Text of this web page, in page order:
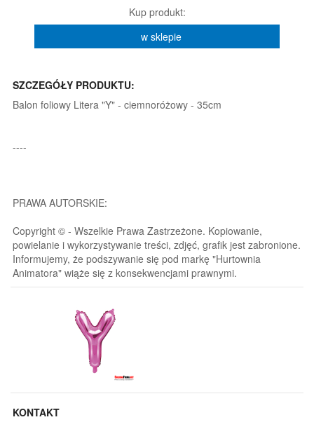
Kup produkt:
w sklepie
SZCZEGÓŁY PRODUKTU:
Balon foliowy Litera "Y" - ciemnoróżowy - 35cm
----
PRAWA AUTORSKIE:
Copyright © - Wszelkie Prawa Zastrzeżone. Kopiowanie,
powielanie i wykorzystywanie treści, zdjęć, grafik jest zabronione.
Informujemy, że podszywanie się pod markę "Hurtownia
Animatora" wiąże się z konsekwencjami prawnymi.
KONTAKT